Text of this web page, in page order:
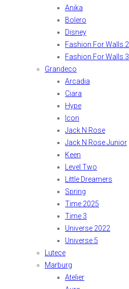
Anika
Bolero
Disney
Fashion For Walls 2
Fashion For Walls 3
Grandeco
Arcadia
Ciara
Hype
Icon
Jack N Rose
Jack N Rose Junior
Keen
Level Two
Little Dreamers
Spring
Time 2025
Time 3
Universe 2022
Universe 5
Lutece
Marburg
Atelier